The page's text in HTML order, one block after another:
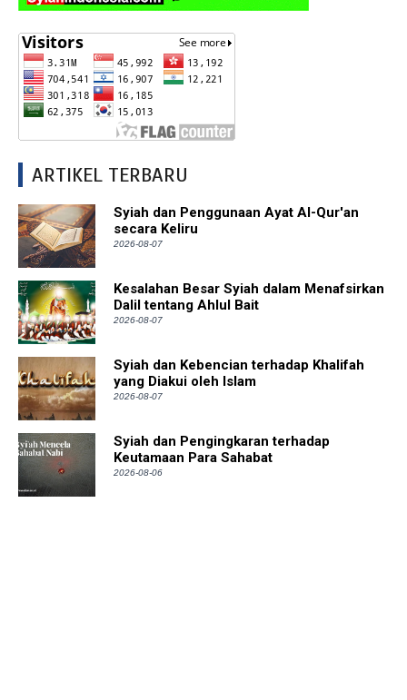
ARTIKEL TERBARU
Syiah dan Penggunaan Ayat Al-Qur'an
secara Keliru
2026-08-07
Kesalahan Besar Syiah dalam Menafsirkan
Dalil tentang Ahlul Bait
2026-08-07
Syiah dan Kebencian terhadap Khalifah
yang Diakui oleh Islam
2026-08-07
Syiah dan Pengingkaran terhadap
Keutamaan Para Sahabat
2026-08-06